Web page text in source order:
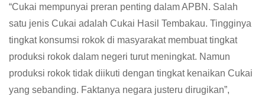
“Cukai mempunyai preran penting dalam APBN. Salah
satu jenis Cukai adalah Cukai Hasil Tembakau. Tingginya
tingkat konsumsi rokok di masyarakat membuat tingkat
produksi rokok dalam negeri turut meningkat. Namun
produksi rokok tidak diikuti dengan tingkat kenaikan Cukai
yang sebanding. Faktanya negara justeru dirugikan”,